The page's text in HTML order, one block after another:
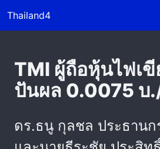
Thailand4
TMI ผู้ถือหุ้นไฟเขี
ปันผล 0.0075 บ
ดร.ธนู กุลชล ประธานก